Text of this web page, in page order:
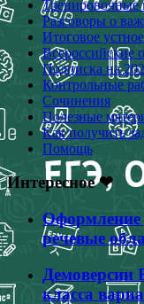
Тренировочные
Разговоры о
Итоговое
Всероссийские
Подписка на
Контрольные
Сочинения
Полезные
Как получить
Помощь
Интересное ❤
Оформление
речевые
Демоверсии
класса